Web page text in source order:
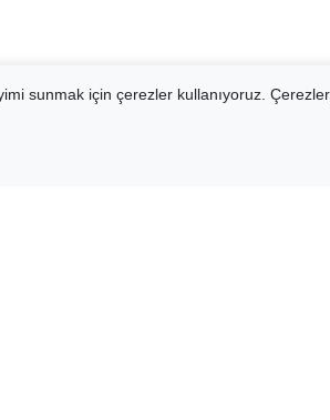
sunmak için çerezler kullanıyoruz.